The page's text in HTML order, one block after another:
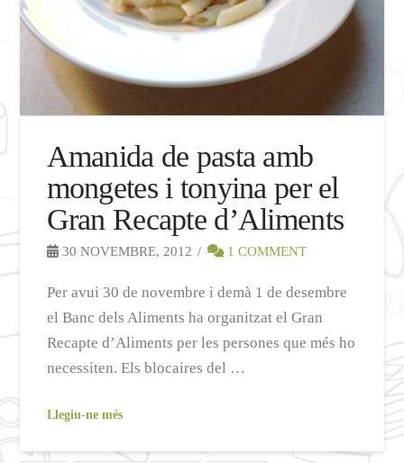
Amanida de pasta amb
mongetes i tonyina per el
Gran Recapte d’Aliments
30 NOVEMBRE, 2012 1 COMMENT
Per avui 30 de novembre i demà 1 de desembre
el Banc dels Aliments ha organitzat el Gran
Recapte d’Aliments per les persones que més ho
necessiten. Els blocaires del …
Llegiu-ne més